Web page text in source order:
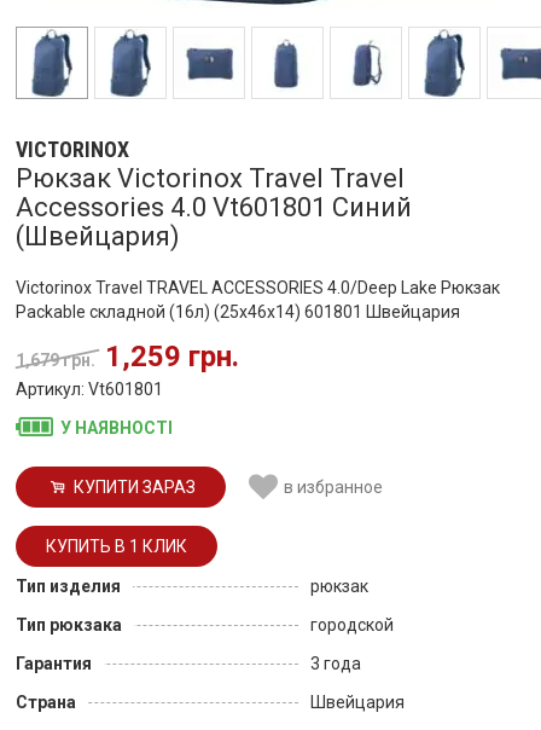
VICTORINOX
Рюкзак Victorinox Travel Travel
Accessories 4.0 Vt601801 Синий
(Швейцария)
Victorinox Travel TRAVEL ACCESSORIES 4.0/Deep Lake Рюкзак
Packable складной (16л) (25x46x14) 601801 Швейцария
1,679 грн. 1,259 грн.
Артикул: Vt601801
У НАЯВНОСТІ
КУПИТИ ЗАРАЗ в избранное
Тип изделия
рюкзак
Тип рюкзака
городской
Гарантия
3 года
Страна
Швейцария